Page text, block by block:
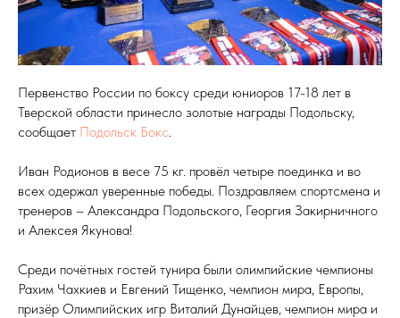
Первенство России по боксу среди юниоров 17-18 лет в
Тверской области принесло золотые награды Подольску,
сообщает Подольск Бокс.
Иван Родионов в весе 75 кг. провёл четыре поединка и во
всех одержал уверенные победы. Поздравляем спортсмена и
тренеров – Александра Подольского, Георгия Закирничного
и Алексея Якунова!
Среди почётных гостей тунира были олимпийские чемпионы
Рахим Чахкиев и Евгений Тищенко, чемпион мира, Европы,
призёр Олимпийских игр Виталий Дунайцев, чемпион мира и